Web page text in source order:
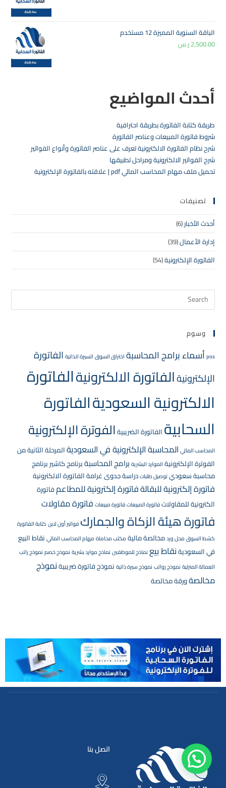
الباقة السنوية المميزة 12 مستخدم
2,500.00ر.س
أحدث المواضيع
طريقة كتابة الفاتورة بطريقة احترافية
شروط فاتورة المبيعات وعناصر الفاتورة
شرح نظام الفاتورة الالكترونية تعرف على عناصر الفاتورة وأنواع الفواتير
شرح الفواتير الالكترونية ومراحل تطبيقها
تحميل ملف مهام المحاسب المالي pdf | علاقته بالفاتورة الإلكترونية
تصنيفات
أحدث الأخبار(6)
إدارة الأعمال(39)
الفاتورة الإلكترونية(54)
وسوم
pos أسماء برامج المحاسبة اختراق السوق السيرة الذاتية الفاتورة
الإلكترونيةالفاتورة الالكترونيةالفاتورة
الالكترونية السعوديةالفاتورة
السحابية الفاتورة الضريبيةالفوترة الإلكترونية
المحاسب المالي المحاسبة الإلكترونية في السعوديةالمرحلة الثانية من
الفوترة الإلكترونية الموارد البشرية برامج المحاسبةبرنامج كاشيربرنامج
محاسبة سعوديتوصيل طلباتدراسة جدوىغرامة الفاتورة الالكترونية
فاتورة إلكترونية للبقالةفاتورة إلكترونية للمطاعمفاتورة
الكترونية للمقاولاتفاتورة المبيعاتفاتورة مبيعات فاتورة مقاولات
فاتورة هيئة الزكاة والجمارك فواتير أون لاين كتابة الفاتورة
كشط السوق محل وردمخالصة مالية مكتب محاماة مهام المحاسب المالي نقاط البيع
في السعوديةنقاط بيع نماذج للموظفين نماذج موارد بشرية نموذج خصم نموذج راتب
العمالة المنزلية نموذج رواتب نموذج سيرة ذاتية نموذج فاتورة ضريبيةنموذج
مخالصةورقة مخالصة
اتصل بنا